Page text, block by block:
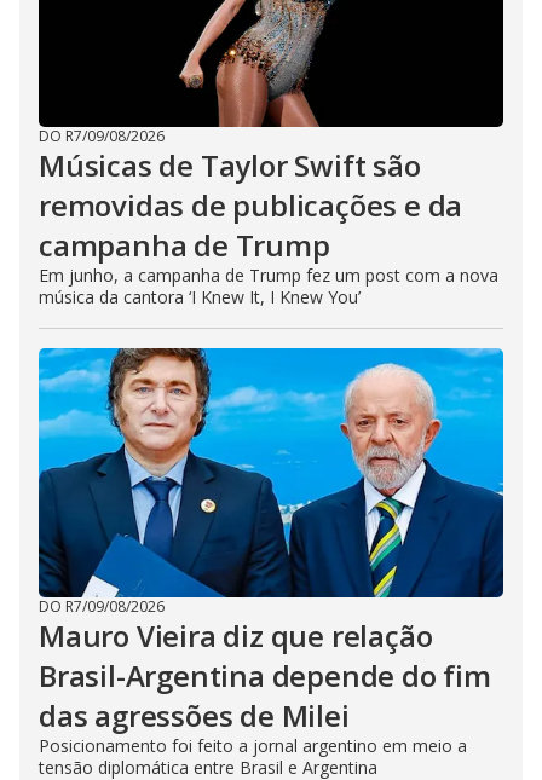
DO R7/09/08/2026
Músicas de Taylor Swift são
removidas de publicações e da
campanha de Trump
Em junho, a campanha de Trump fez um post com a nova
música da cantora ‘I Knew It, I Knew You’
DO R7/09/08/2026
Mauro Vieira diz que relação
Brasil-Argentina depende do fim
das agressões de Milei
Posicionamento foi feito a jornal argentino em meio a
tensão diplomática entre Brasil e Argentina